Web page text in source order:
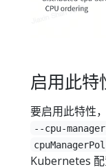
启用此特
要启用此特性
--cpu-
Kubernetes